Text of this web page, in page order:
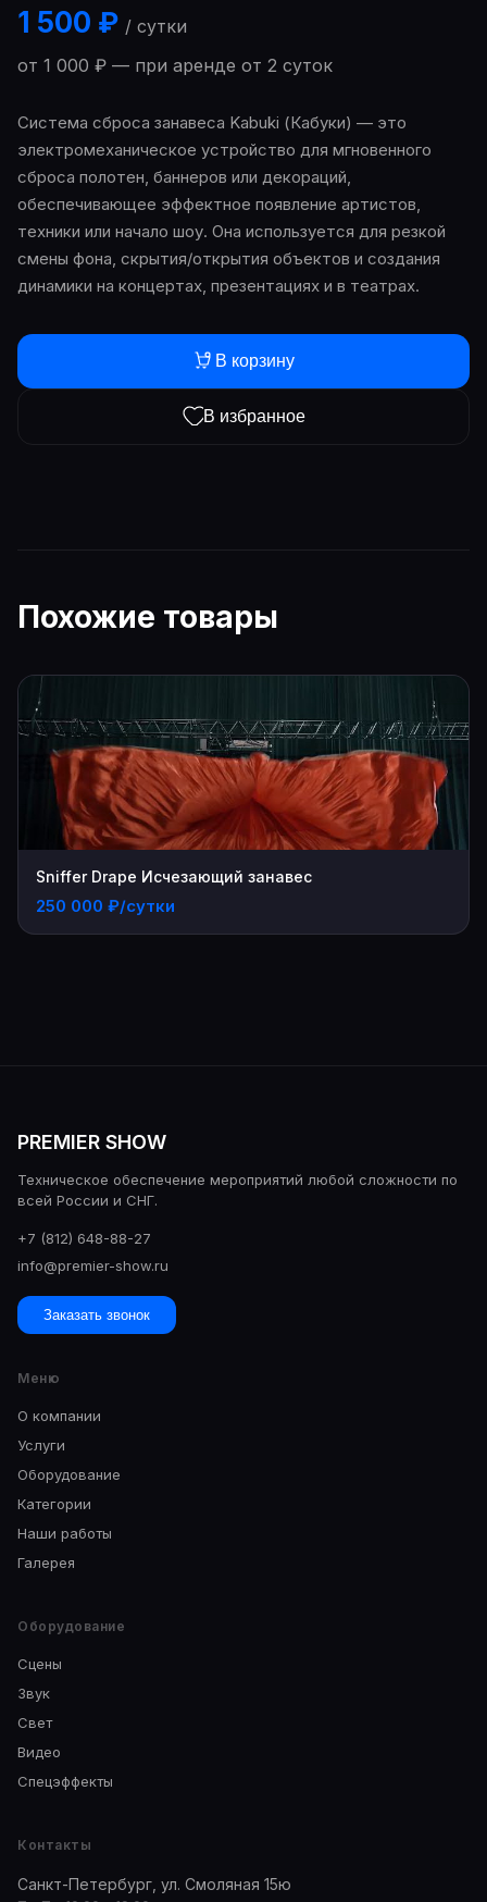
1 500 ₽ / сутки
от 1 000 ₽ — при аренде от 2 суток
Система сброса занавеса Kabuki (Кабуки) — это
электромеханическое устройство для мгновенного
сброса полотен, баннеров или декораций,
обеспечивающее эффектное появление артистов,
техники или начало шоу. Она используется для резкой
смены фона, скрытия/открытия объектов и создания
динамики на концертах, презентациях и в театрах.
В корзину
В избранное
Похожие товары
Sniffer Drape Исчезающий занавес
250 000 ₽/сутки
PREMIER SHOW
Техническое обеспечение мероприятий любой сложности по
всей России и СНГ.
+7 (812) 648-88-27
info@premier-show.ru
Заказать звонок
Меню
О компании
Услуги
Оборудование
Категории
Наши работы
Галерея
Оборудование
Сцены
Звук
Свет
Видео
Спецэффекты
Контакты
Санкт-Петербург, ул. Смоляная 15ю